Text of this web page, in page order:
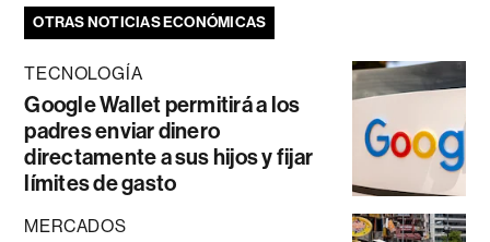
OTRAS NOTICIAS ECONÓMICAS
TECNOLOGÍA
Google Wallet permitirá a los
padres enviar dinero
directamente a sus hijos y fijar
límites de gasto
MERCADOS